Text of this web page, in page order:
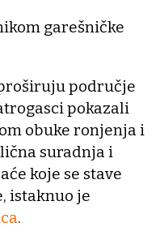
garešničke
područje
pokazali
obuke ronjenja i
suradnja i
koje se stave
istaknuo je
.